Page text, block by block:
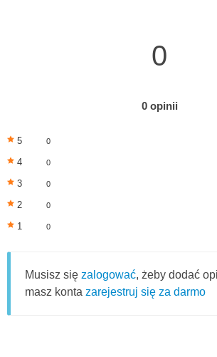
0
0 opinii
5 0
4 0
3 0
2 0
1 0
Musisz się zalogować, żeby dodać
masz konta zarejestruj się za darmo